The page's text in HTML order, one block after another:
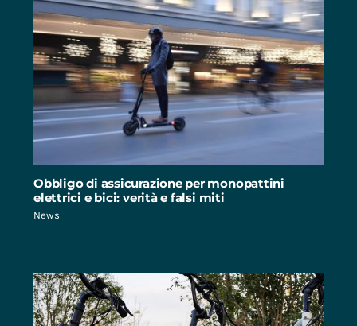
Obbligo di assicurazione per monopattini
elettrici e bici: verità e falsi miti
News